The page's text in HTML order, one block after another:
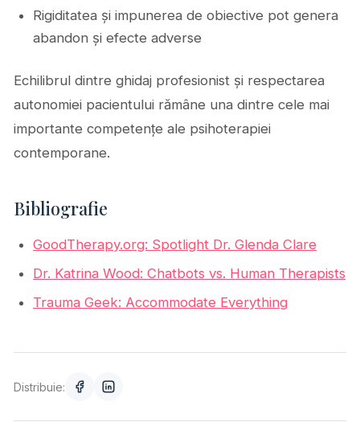
Rigiditatea și impunerea de obiective pot genera
abandon și efecte adverse
Echilibrul dintre ghidaj profesionist și respectarea
autonomiei pacientului rămâne una dintre cele mai
importante competențe ale psihoterapiei
contemporane.
Bibliografie
GoodTherapy.org: Spotlight Dr. Glenda Clare
Dr. Katrina Wood: Chatbots vs. Human Therapists
Trauma Geek: Accommodate Everything
Distribuie: